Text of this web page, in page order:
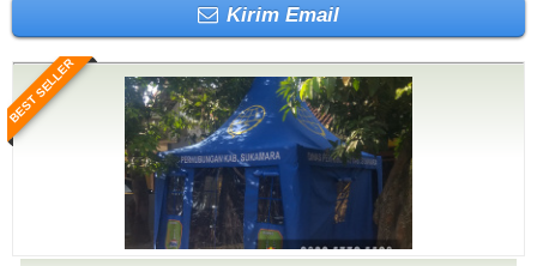
Kirim Email
BEST SELLER